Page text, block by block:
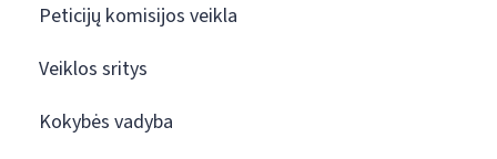
Peticijų komisijos veikla
Veiklos sritys
Kokybės vadyba